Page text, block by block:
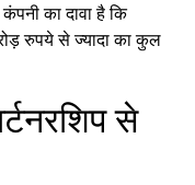
का दावा है कि
रुपये से ज्यादा का कुल
से